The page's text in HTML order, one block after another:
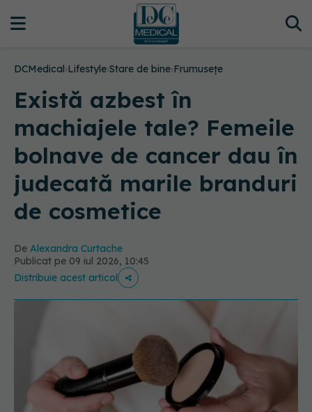
DCMedical›Lifestyle›Stare de bine›Frumusețe
Există azbest în
machiajele tale? Femeile
bolnave de cancer dau în
judecată marile branduri
de cosmetice
De Alexandra Curtache
Publicat pe 09 iul 2026, 10:45
Distribuie acest articol